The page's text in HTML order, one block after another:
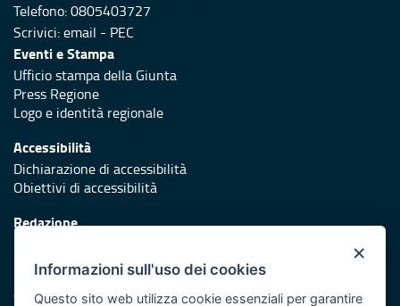
Telefono: 0805403727
Scrivici:email - PEC
Eventi e Stampa
Ufficio stampa della Giunta
Press Regione
Logo e identità regionale
Accessibilità
Dichiarazione di accessibilità
Obiettivi di accessibilità
Redazione
Protezione civile
Vai al sito di Protezione Civile Puglia
×
Informazioni sull'uso dei cookies
Questo sito web utilizza cookie essenziali per garantire